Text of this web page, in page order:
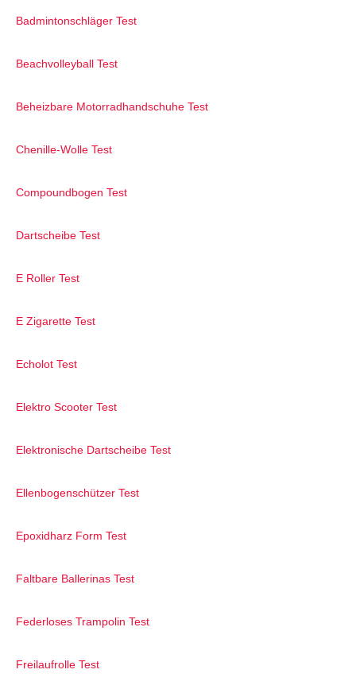
Badmintonschläger Test
Beachvolleyball Test
Beheizbare Motorradhandschuhe Test
Chenille-Wolle Test
Compoundbogen Test
Dartscheibe Test
E Roller Test
E Zigarette Test
Echolot Test
Elektro Scooter Test
Elektronische Dartscheibe Test
Ellenbogenschützer Test
Epoxidharz Form Test
Faltbare Ballerinas Test
Federloses Trampolin Test
Freilaufrolle Test